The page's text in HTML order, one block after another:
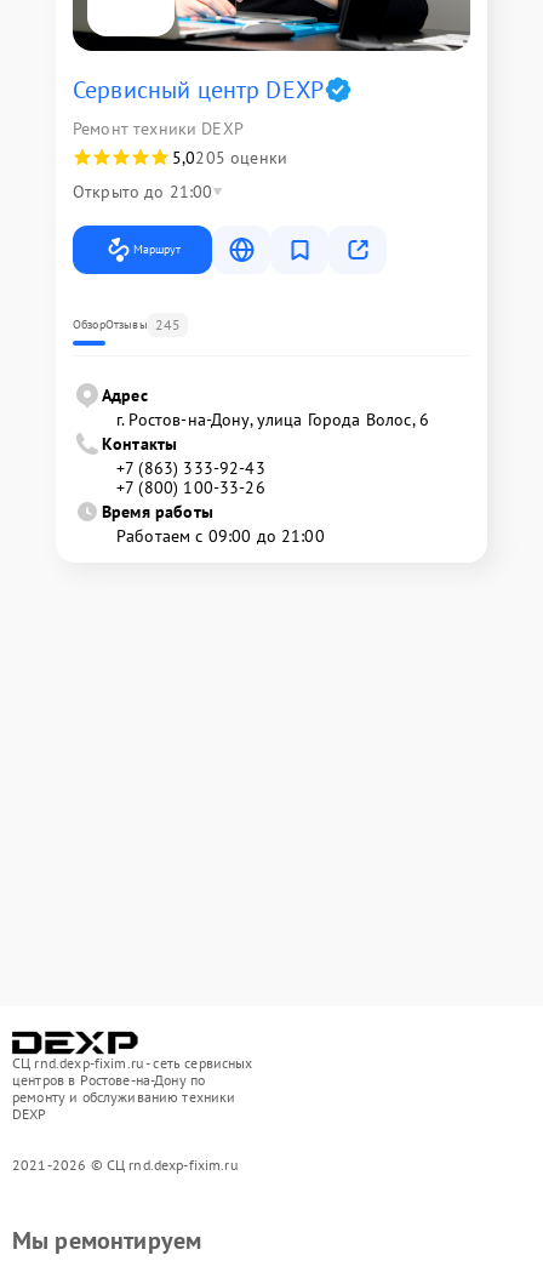
Сервисный центр DEXP
Ремонт техники DEXP
5,0205 оценки
Открыто до 21:00
Маршрут
ОбзорОтзывы 245
Адрес
г. Ростов-на-Дону, улица Города Волос, 6
Контакты
+7 (863) 333-92-43
+7 (800) 100-33-26
Время работы
Работаем с 09:00 до 21:00
СЦ rnd.dexp-fixim.ru - сеть сервисных
центров в Ростове-на-Дону по
ремонту и обслуживанию техники
DEXP
2021-2026 © СЦ rnd.dexp-fixim.ru
Мы ремонтируем